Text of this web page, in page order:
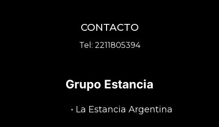
CONTACTO
Tel: 2211805394
Grupo Estancia
• La Estancia Argentina